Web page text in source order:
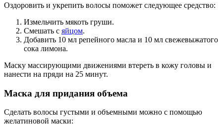
Оздоровить и укрепить волосы поможет следующее средство:
Измельчить мякоть груши.
Смешать с яйцом.
Добавить 10 мл репейного масла и 10 мл свежевыжатого
сока лимона.
Маску массирующими движениями втереть в кожу головы и
нанести на пряди на 25 минут.
Маска для придания объема
Сделать волосы густыми и объемными можно с помощью
желатиновой маски: